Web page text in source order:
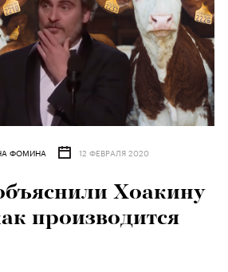
ФОМИНА 12 ФЕВРАЛЯ 2020
Хоакину
производится